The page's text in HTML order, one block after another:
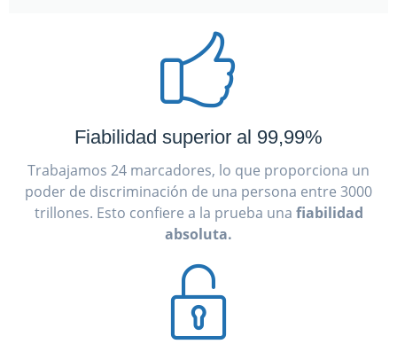
Fiabilidad superior al 99,99%
Trabajamos 24 marcadores, lo que proporciona un
poder de discriminación de una persona entre 3000
trillones. Esto confiere a la prueba una fiabilidad
absoluta.